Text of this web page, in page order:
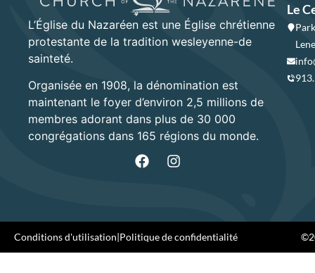
L’Église du Nazaréen est une Église chrétienne
protestante de la tradition wesleyenne-de
sainteté.
Organisée en 1908, la dénomination est
maintenant le foyer d’environ 2,5 millions de
membres adorant dans plus de 30 000
congrégations dans 165 régions du monde.
Le
Conditions d'utilisation|Politique de confidentialité